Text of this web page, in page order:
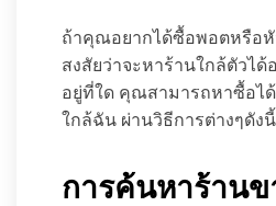
ถ้าคุณอยากได้ซื้อพอตหรือ
สงสัยว่าจะหาร้านใกล้ตัวได้
อยู่ที่ใด คุณสามารถหาซื้อไ
ใกล้ฉัน ผ่านวิธีการต่างๆดัง
การค้นหาร้าน